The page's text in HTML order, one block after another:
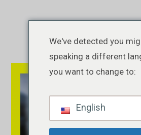
We've detected you
speaking a different
you want to change to:
English